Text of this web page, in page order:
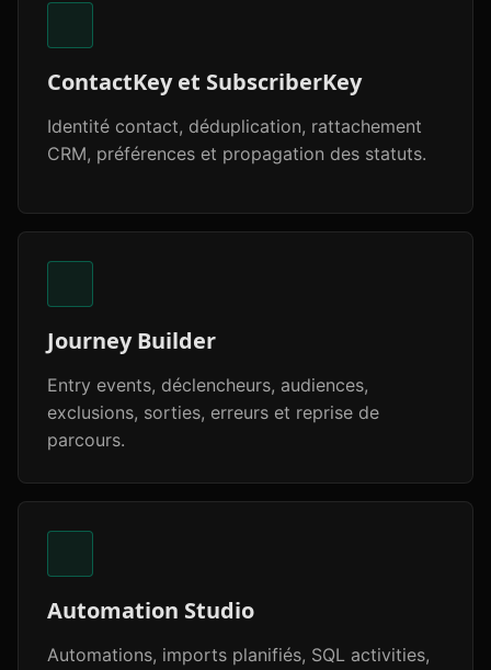
ContactKey et SubscriberKey
Identité contact, déduplication, rattachement
CRM, préférences et propagation des statuts.
Journey Builder
Entry events, déclencheurs, audiences,
exclusions, sorties, erreurs et reprise de
parcours.
Automation Studio
Automations, imports planifiés, SQL activities,